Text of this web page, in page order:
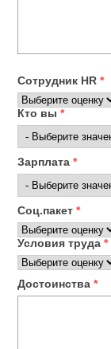
Сотрудник HR *
Кто вы *
Зарплата *
Соц.пакет *
Условия труда *
Достоинства *